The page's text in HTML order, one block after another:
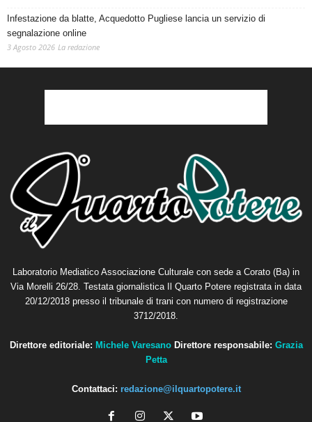
Infestazione da blatte, Acquedotto Pugliese lancia un servizio di
segnalazione online
3 Agosto 2026 La redazione
Laboratorio Mediatico Associazione Culturale con sede a Corato (Ba) in
Via Morelli 26/28. Testata giornalistica Il Quarto Potere registrata in data
20/12/2018 presso il tribunale di trani con numero di registrazione
3712/2018.
Direttore editoriale: Michele Varesano Direttore responsabile: Grazia
Petta
Contattaci: redazione@ilquartopotere.it